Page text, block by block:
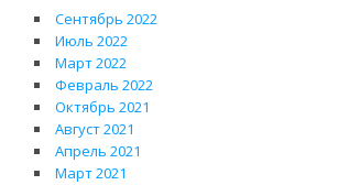
Сентябрь 2022
Июль 2022
Март 2022
Февраль 2022
Октябрь 2021
Август 2021
Апрель 2021
Март 2021